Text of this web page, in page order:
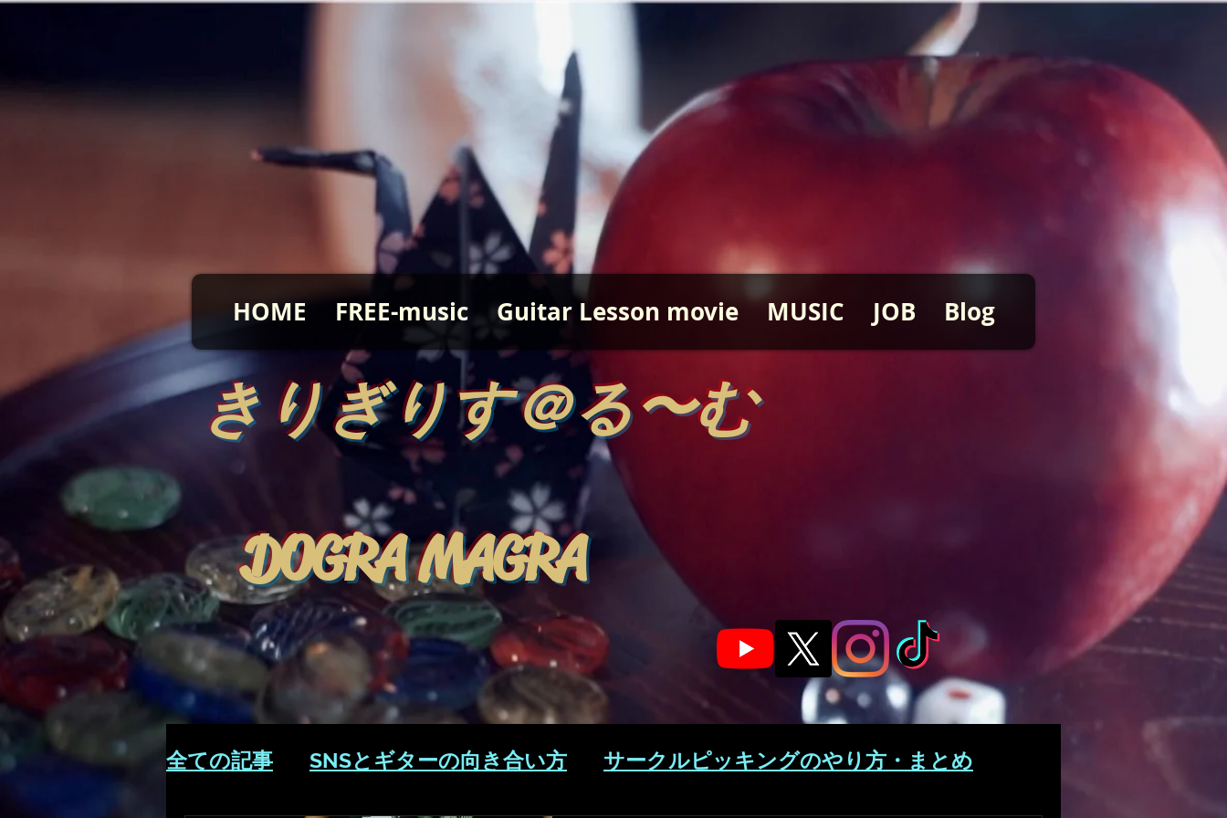
HOME FREE-music Guitar Lesson movie MUSIC JOB Blog
全ての記事 SNSとギターの向き合い方 サークルピッキングのやり方・まとめ
​きりぎりす＠る〜む
DOGRA MAGRA